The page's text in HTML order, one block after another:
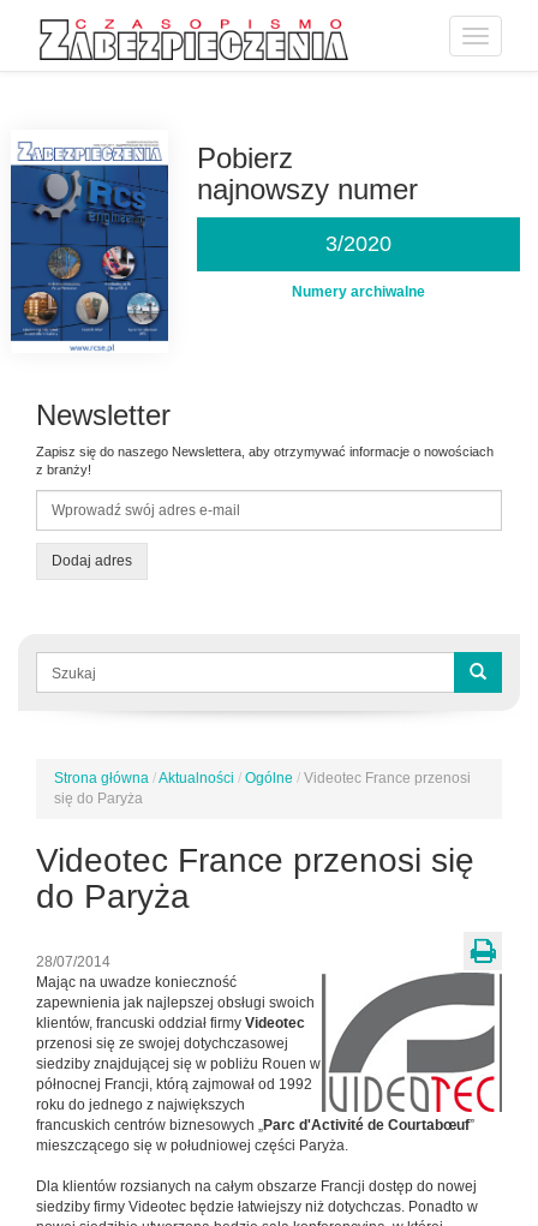
Toggle
Pobierz
najnowszy numer
3/2020
Numery archiwalne
Newsletter
Zapisz się do naszego Newslettera, aby otrzymywać informacje o nowościach
z branży!
Dodaj adres
Formularz
wyszukiwania
Jesteś
tutaj
Strona główna /Aktualności / Ogólne / Videotec France przenosi
się do Paryża
Videotec France przenosi się
do Paryża
28/07/2014
Mając na uwadze konieczność
zapewnienia jak najlepszej obsługi swoich
klientów, francuski oddział firmy Videotec
przenosi się ze swojej dotychczasowej
siedziby znajdującej się w pobliżu Rouen w
północnej Francji, którą zajmował od 1992
roku do jednego z największych
francuskich centrów biznesowych „Parc d'Activité de Courtabœuf”
mieszczącego się w południowej części Paryża.
Dla klientów rozsianych na całym obszarze Francji dostęp do nowej
siedziby firmy Videotec będzie łatwiejszy niż dotychczas. Ponadto w